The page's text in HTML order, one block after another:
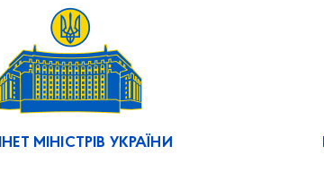
МІНІСТРІВ УКРАЇНИ